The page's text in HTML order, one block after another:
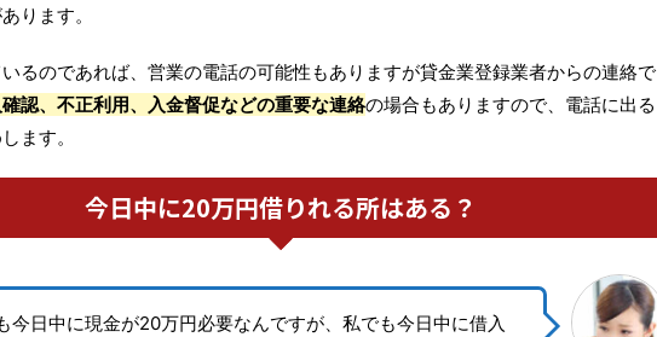
ります。
るのであれば、営業の電話の可能性もありますが貸金業登録業者からの連絡で
認、不正利用、入金督促などの重要な連絡の場合もありますので、電話に出る
ます。
今日中に20万円借りれる所はある？
今日中に現金が20万円必要なんですが、私でも今日中に借入